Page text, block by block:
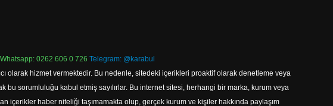
Whatsapp: 0262 606 0 726 Telegram: @karabul
olarak hizmet vermektedir. Bu nedenle, sitedeki içerikleri proaktif olarak denetleme veya
bu sorumluluğu kabul etmiş sayılırlar. Bu internet sitesi, herhangi bir marka, kurum veya
içerikler haber niteliği taşımamakta olup, gerçek kurum ve kişiler hakkında paylaşım